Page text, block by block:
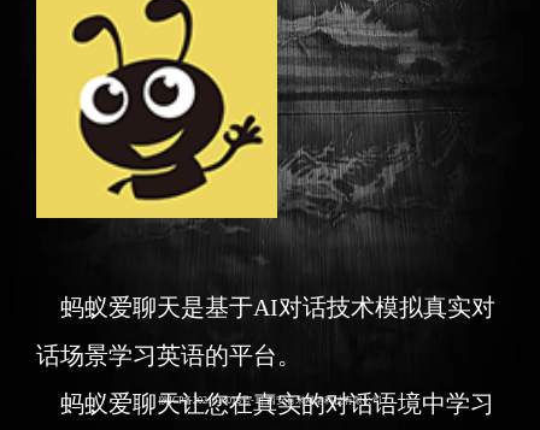
蚂蚁爱聊天是基于AI对话技术模拟真实对
话场景学习英语的平台。
蚂蚁爱聊天让您在真实的对话语境中学习
陕ICP备2021016018号-1| 西安有米网络科技有限公司